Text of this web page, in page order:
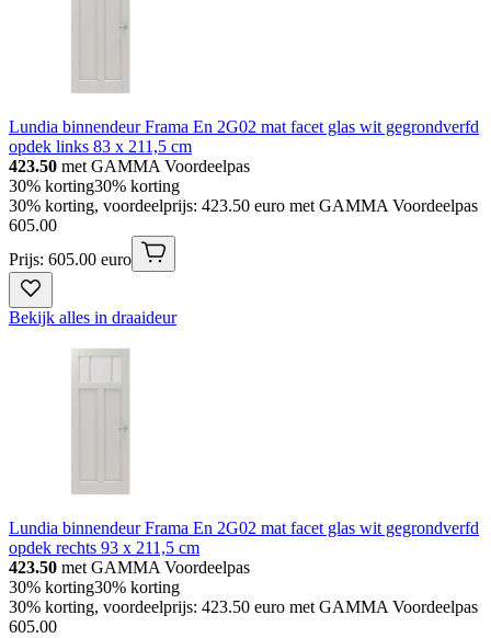
Lundia binnendeur Frama En 2G02 mat facet glas wit gegrondverfd
opdek links 83 x 211,5 cm
423.50 met GAMMA Voordeelpas
30% korting30% korting
30% korting, voordeelprijs: 423.50 euro met GAMMA Voordeelpas
605.00
Prijs: 605.00 euro
Bekijk alles in draaideur
Lundia binnendeur Frama En 2G02 mat facet glas wit gegrondverfd
opdek rechts 93 x 211,5 cm
423.50 met GAMMA Voordeelpas
30% korting30% korting
30% korting, voordeelprijs: 423.50 euro met GAMMA Voordeelpas
605.00